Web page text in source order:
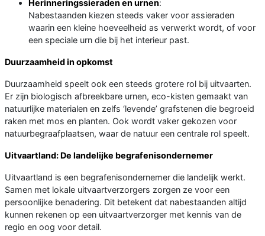
Herinneringssieraden en urnen:
Nabestaanden kiezen steeds vaker voor assieraden
waarin een kleine hoeveelheid as verwerkt wordt, of voor
een speciale urn die bij het interieur past.
Duurzaamheid in opkomst
Duurzaamheid speelt ook een steeds grotere rol bij uitvaarten.
Er zijn biologisch afbreekbare urnen, eco-kisten gemaakt van
natuurlijke materialen en zelfs ‘levende’ grafstenen die begroeid
raken met mos en planten. Ook wordt vaker gekozen voor
natuurbegraafplaatsen, waar de natuur een centrale rol speelt.
Uitvaartland: De landelijke begrafenisondernemer
Uitvaartland is een begrafenisondernemer die landelijk werkt.
Samen met lokale uitvaartverzorgers zorgen ze voor een
persoonlijke benadering. Dit betekent dat nabestaanden altijd
kunnen rekenen op een uitvaartverzorger met kennis van de
regio en oog voor detail.